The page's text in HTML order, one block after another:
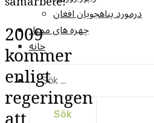
درمورد پناهجويان افغان
چهره های ممتاز
خانه
Sök
efter:
2009
kommer
enligt
regeringen
att